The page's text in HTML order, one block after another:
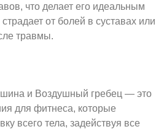
что делает его идеальным
от болей в суставах или
травмы.
и Воздушный гребец — это
для фитнеса, которые
всего тела, задействуя все